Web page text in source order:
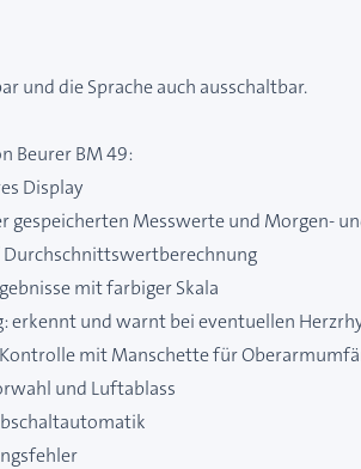
und die Sprache auch ausschaltbar.
Beurer BM 49:
Display
Messwerte und Morgen-
Durchschnittswertberechnung
mit farbiger Skala
erkennt und warnt bei eventuellen
mit Manschette für
und Luftablass